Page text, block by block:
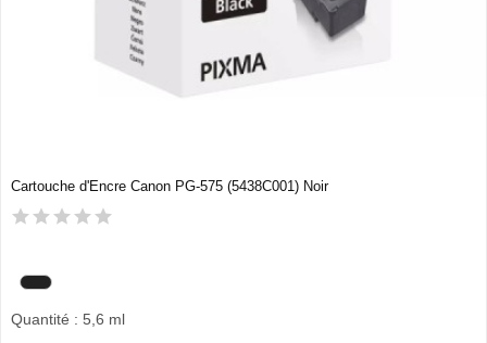
Cartouche d'Encre Canon PG-575 (5438C001) Noir
Quantité : 5,6 ml